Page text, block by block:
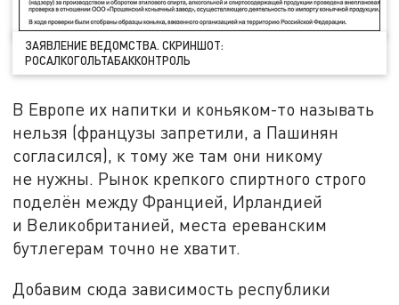
ЗАЯВЛЕНИЕ ВЕДОМСТВА. СКРИНШОТ:
РОСАЛКОГОЛЬТАБАККОНТРОЛЬ
В Европе их напитки и коньяком-то называть
нельзя (французы запретили, а Пашинян
согласился), к тому же там они никому
не нужны. Рынок крепкого спиртного строго
поделён между Францией, Ирландией
и Великобританией, места ереванским
бутлегерам точно не хватит.
Добавим сюда зависимость республики